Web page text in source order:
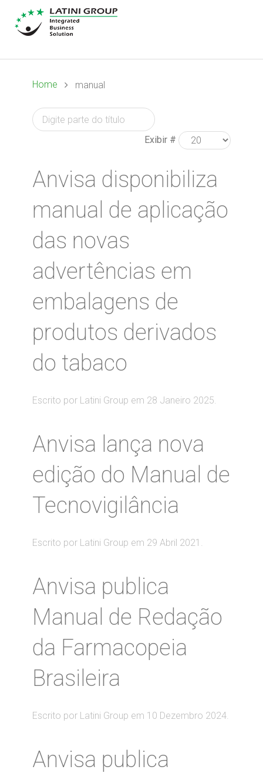
Home manual
Exibir #
Anvisa disponibiliza
manual de aplicação
das novas
advertências em
embalagens de
produtos derivados
do tabaco
Escrito por Latini Group em 28 Janeiro 2025.
Anvisa lança nova
edição do Manual de
Tecnovigilância
Escrito por Latini Group em 29 Abril 2021 .
Anvisa publica
Manual de Redação
da Farmacopeia
Brasileira
Escrito por Latini Group em 10 Dezembro 2024.
Anvisa publica